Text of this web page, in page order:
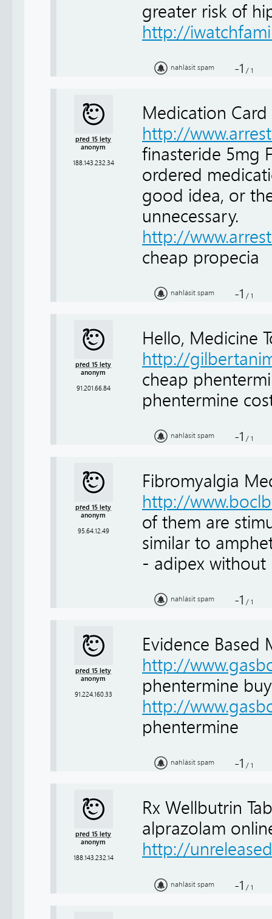
greater risk of
http://
nahlásit spam -1 / 1
před 15 lety
anonym
188.143.232.34
Medication Card
http://
finasteride 5mg
ordered
good idea, or
unnecessary.
http://
cheap propecia
nahlásit spam -1 / 1
před 15 lety
anonym
91.201.66.84
Hello, Medicine
http://
cheap
phentermine
nahlásit spam -1 / 1
před 15 lety
anonym
95.64.12.49
Fibromyalgia
http://
of them are
similar to
- adipex without
nahlásit spam -1 / 1
před 15 lety
anonym
91.224.160.33
Evidence Based
http://
phentermine
http://
phentermine
nahlásit spam -1 / 1
před 15 lety
anonym
188.143.232.14
Rx Wellbutrin
alprazolam
http://
nahlásit spam -1 / 1